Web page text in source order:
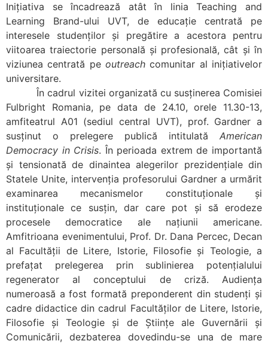
Inițiativa se încadrează atât în linia Teaching and
Learning Brand-ului UVT, de educație centrată pe
interesele studenților și pregătire a acestora pentru
viitoarea traiectorie personală și profesională, cât și în
viziunea centrată pe outreach comunitar al inițiativelor
universitare.
În cadrul vizitei organizată cu susținerea Comisiei
Fulbright Romania, pe data de 24.10, orele 11.30-13,
amfiteatrul A01 (sediul central UVT), prof. Gardner a
susținut o prelegere publică intitulată American
Democracy in Crisis. În perioada extrem de importantă
și tensionată de dinaintea alegerilor prezidențiale din
Statele Unite, intervenția profesorului Gardner a urmărit
examinarea mecanismelor constituționale și
instituționale ce susțin, dar care pot și să erodeze
procesele democratice ale națiunii americane.
Amfitrioana evenimentului, Prof. Dr. Dana Percec, Decan
al Facultății de Litere, Istorie, Filosofie și Teologie, a
prefațat prelegerea prin sublinierea potențialului
regenerator al conceptului de criză. Audiența
numeroasă a fost formată preponderent din studenți și
cadre didactice din cadrul Facultăților de Litere, Istorie,
Filosofie și Teologie și de Științe ale Guvernării și
Comunicării, dezbaterea dovedindu-se una de mare